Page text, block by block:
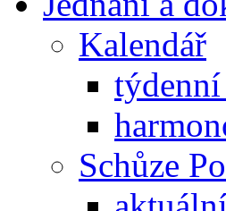
Kalendář
Schůze